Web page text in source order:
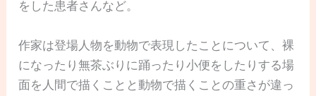
をした患者さんなど。
作家は登場人物を動物で表現したことについて、裸
になったり無茶ぶりに踊ったり小便をしたりする場
面を人間で描くことと動物で描くことの重さが違っ